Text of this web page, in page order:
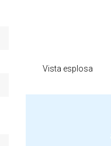
Vista esplosa